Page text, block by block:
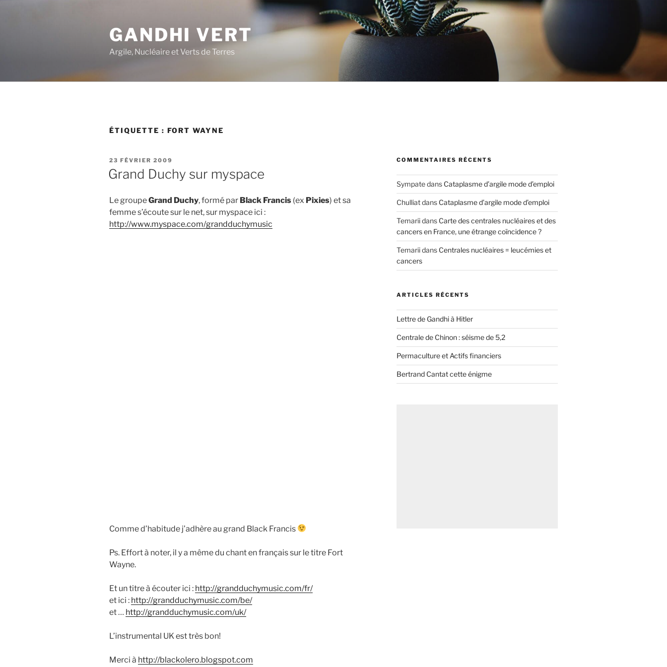
GANDHI VERT
Argile, Nucléaire et Verts de Terres
ÉTIQUETTE : FORT WAYNE
PUBLIÉ
LE
23 FÉVRIER 2009
Grand Duchy sur myspace
Le groupeGrand Duchy, formé par Black Francis (ex Pixies) et sa
femme s’écoute sur le net, sur myspace ici :
http://www.myspace.com/grandduchymusic
Comme d’habitude j’adhère au grand Black Francis
Ps. Effort à noter, il y a même du chant en français sur le titre Fort
Wayne.
Et un titre à écouter ici : http://grandduchymusic.com/fr/
et ici : http://grandduchymusic.com/be/
et … http://grandduchymusic.com/uk/
L’instrumental UK est très bon!
Merci à http://blackolero.blogspot.com
COMMENTAIRES RÉCENTS
Sympatedans Cataplasme d’argile mode d’emploi
Chulliatdans Cataplasme d’argile mode d’emploi
Temariidans Carte des centrales nucléaires et des
cancers en France, une étrange coïncidence ?
Temariidans Centrales nucléaires = leucémies et
cancers
ARTICLES RÉCENTS
Lettre de Gandhi à Hitler
Centrale de Chinon : séisme de 5,2
Permaculture et Actifs financiers
Bertrand Cantat cette énigme